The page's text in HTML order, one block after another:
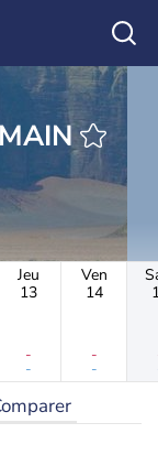
Jeu
13
-
-
Ven
14
-
-